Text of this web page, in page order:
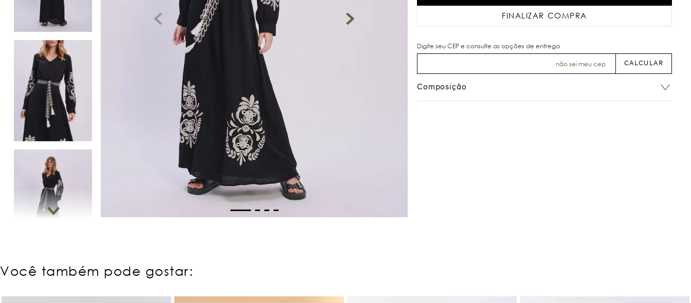
FINALIZAR COMPRA
não sei meu cep
Composição
Você também pode gostar: